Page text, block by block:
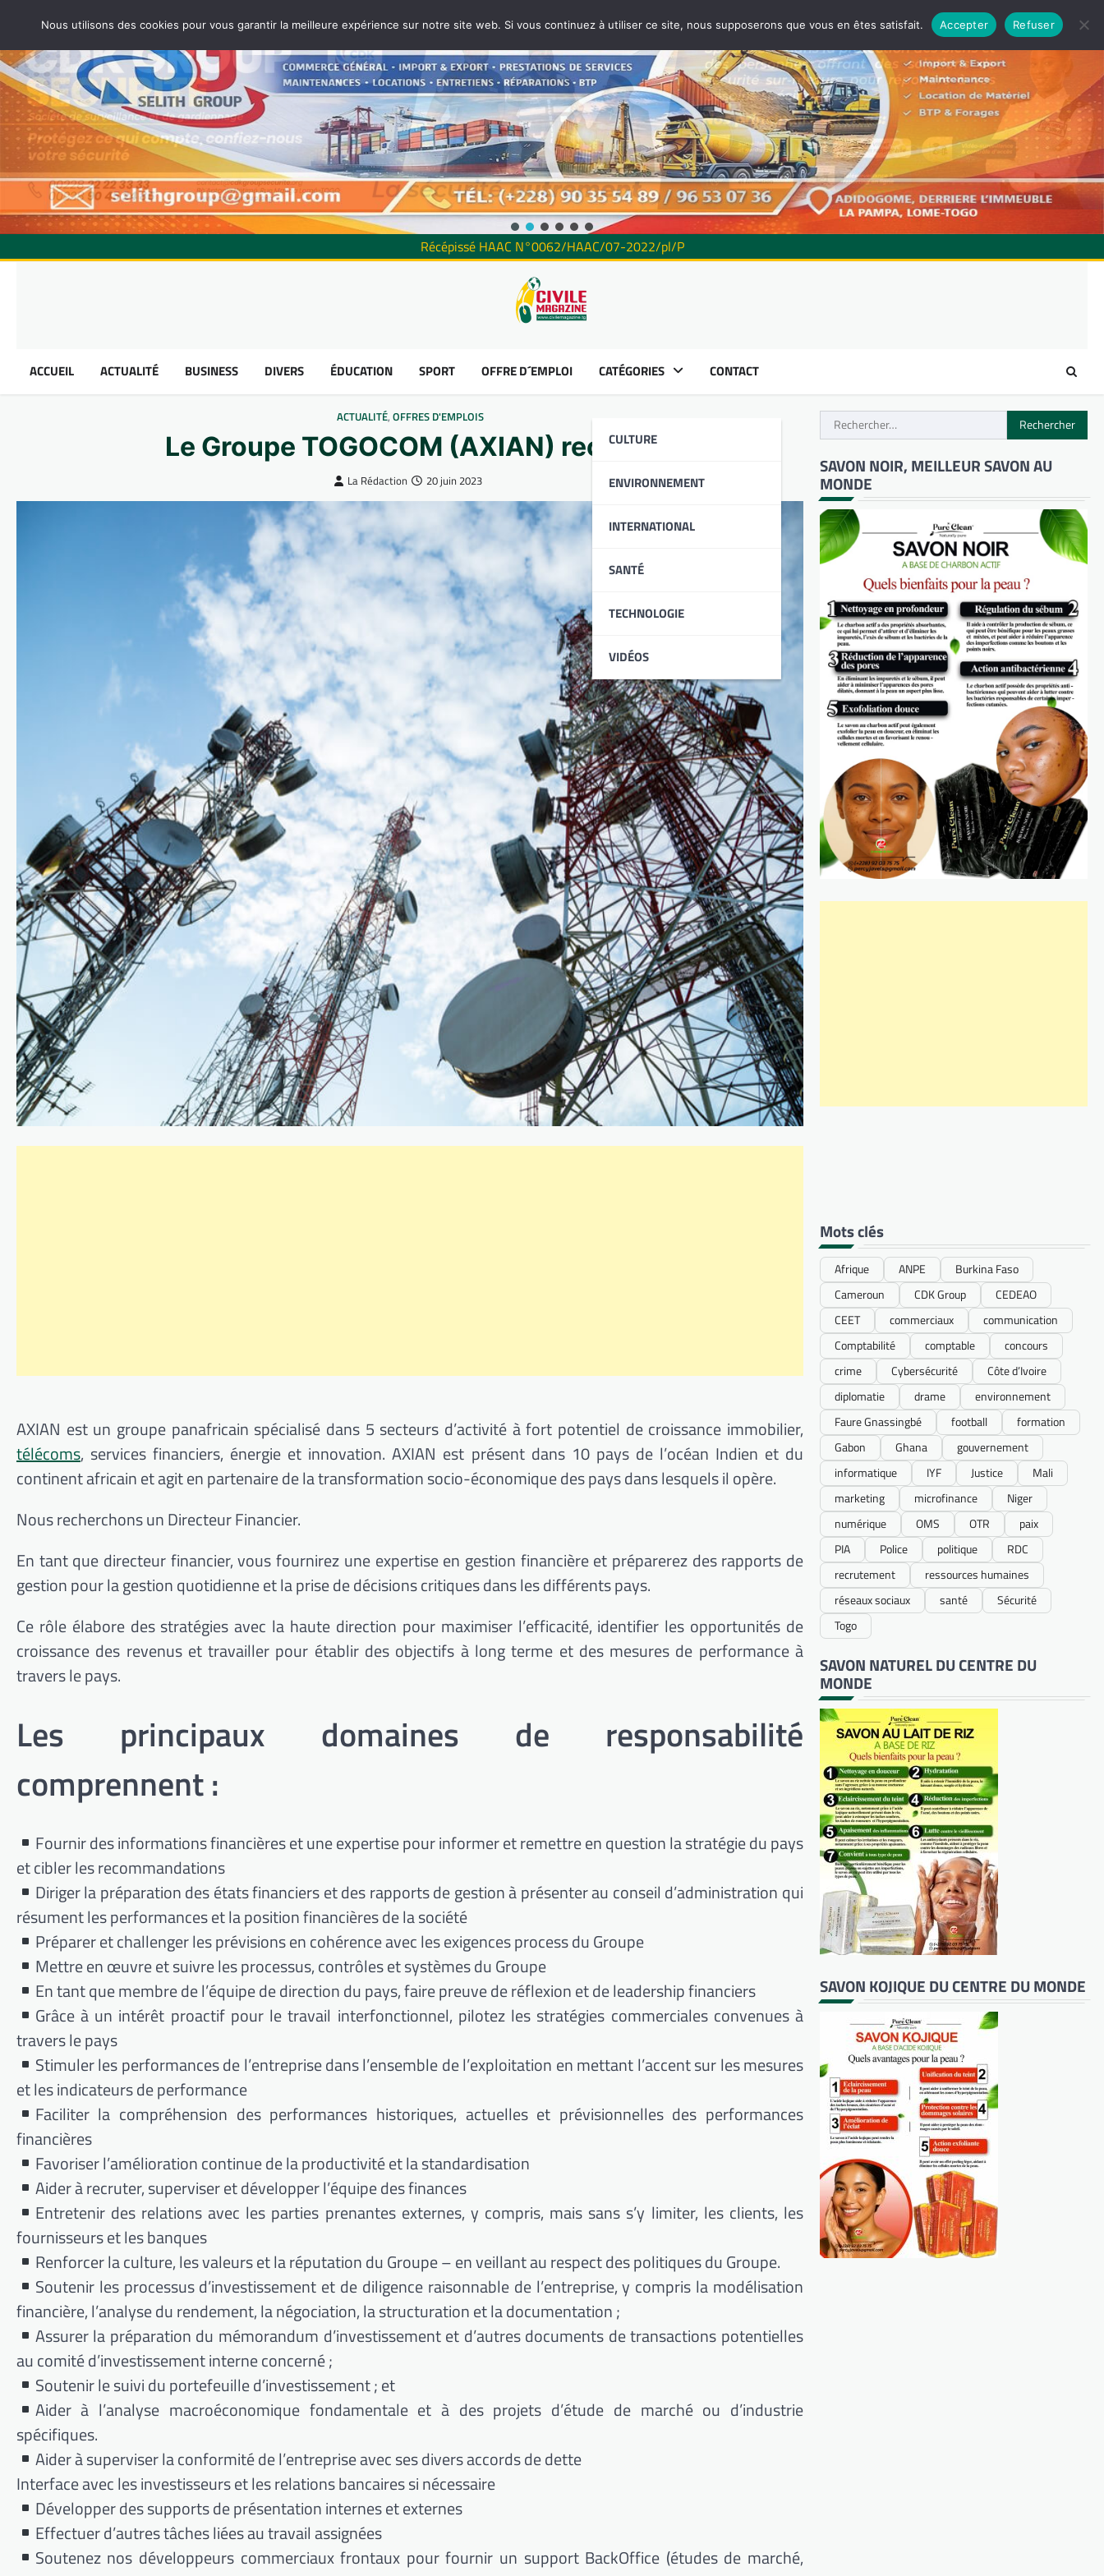
Récépissé HAAC N°0062/HAAC/07-2022/pl/P
ACCUEIL ACTUALITÉ BUSINESS DIVERS ÉDUCATION SPORT OFFRE D´EMPLOI CATÉGORIES
CULTURE
ENVIRONNEMENT
INTERNATIONAL
SANTÉ
TECHNOLOGIE
VIDÉOS
CONTACT
ACTUALITÉ, OFFRES D'EMPLOIS
Le Groupe TOGOCOM (AXIAN) recrute
La Rédaction 20 juin 2023
AXIAN est un groupe panafricain spécialisé dans 5 secteurs d’activité à fort potentiel de croissance immobilier,
télécoms, services financiers, énergie et innovation. AXIAN est présent dans 10 pays de l’océan Indien et du
continent africain et agit en partenaire de la transformation socio-économique des pays dans lesquels il opère.
Nous recherchons un Directeur Financier.
En tant que directeur financier, vous fournirez une expertise en gestion financière et préparerez des rapports de
gestion pour la gestion quotidienne et la prise de décisions critiques dans les différents pays.
Ce rôle élabore des stratégies avec la haute direction pour maximiser l’efficacité, identifier les opportunités de
croissance des revenus et travailler pour établir des objectifs à long terme et des mesures de performance à
travers le pays.
Les principaux domaines de responsabilité
comprennent :
Fournir des informations financières et une expertise pour informer et remettre en question la stratégie du pays
et cibler les recommandations
Diriger la préparation des états financiers et des rapports de gestion à présenter au conseil d’administration qui
résument les performances et la position financières de la société
Préparer et challenger les prévisions en cohérence avec les exigences process du Groupe
Mettre en œuvre et suivre les processus, contrôles et systèmes du Groupe
En tant que membre de l’équipe de direction du pays, faire preuve de réflexion et de leadership financiers
Grâce à un intérêt proactif pour le travail interfonctionnel, pilotez les stratégies commerciales convenues à
travers le pays
Stimuler les performances de l’entreprise dans l’ensemble de l’exploitation en mettant l’accent sur les mesures
et les indicateurs de performance
Faciliter la compréhension des performances historiques, actuelles et prévisionnelles des performances
financières
Favoriser l’amélioration continue de la productivité et la standardisation
Aider à recruter, superviser et développer l’équipe des finances
Entretenir des relations avec les parties prenantes externes, y compris, mais sans s’y limiter, les clients, les
fournisseurs et les banques
Renforcer la culture, les valeurs et la réputation du Groupe – en veillant au respect des politiques du Groupe.
Soutenir les processus d’investissement et de diligence raisonnable de l’entreprise, y compris la modélisation
financière, l’analyse du rendement, la négociation, la structuration et la documentation ;
Assurer la préparation du mémorandum d’investissement et d’autres documents de transactions potentielles
au comité d’investissement interne concerné ;
Soutenir le suivi du portefeuille d’investissement ; et
Aider à l’analyse macroéconomique fondamentale et à des projets d’étude de marché ou d’industrie
spécifiques.
Aider à superviser la conformité de l’entreprise avec ses divers accords de dette
Interface avec les investisseurs et les relations bancaires si nécessaire
Développer des supports de présentation internes et externes
Effectuer d’autres tâches liées au travail assignées
Soutenez nos développeurs commerciaux frontaux pour fournir un support BackOffice (études de marché,
Rechercher :
SAVON NOIR, MEILLEUR SAVON AU
MONDE
Mots clés
Afrique ANPE
Burkina Faso
Cameroun
CDK Group
CEDEAO
CEET
commerciaux
communication
Comptabilité
comptable
concours
crime
Cybersécurité
Côte d’Ivoire
diplomatie
drame
environnement
Faure Gnassingbé
football
formation
Gabon
Ghana
gouvernement
informatique
IYF Justice
Mali
marketing
microfinance
Niger
numérique
OMS OTR
paix
PIA
Police politique
RDC
recrutement
ressources humaines
réseaux sociaux
santé
Sécurité
Togo
SAVON NATUREL DU CENTRE DU
MONDE
SAVON KOJIQUE DU CENTRE DU MONDE
Nous utilisons des cookies pour vous garantir la meilleure expérience sur notre site web. Si vous continuez à utiliser ce site, nous supposerons que vous en êtes satisfait. Accepter Refuser